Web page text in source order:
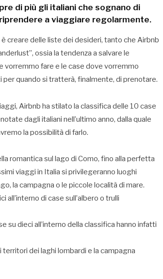
di più gli italiani che sognano di
a viaggiare regolarmente.
creare delle liste dei desideri, tanto che Airbnb
ossia la tendenza a salvare le
vorremmo fare e le case dove vorremmo
quando si tratterà, finalmente, di prenotare.
Airbnb ha stilato la classifica delle 10 case
dagli italiani nell’ultimo anno, dalla quale
la possibilità di farlo.
romantica sul lago di Como, fino alla perfetta
viaggi in Italia si privilegeranno luoghi
la campagna o le piccole località di mare.
all’interno di case sull’albero o trulli
su dieci all’interno della classifica hanno infatti
territori dei laghi lombardi e la campagna